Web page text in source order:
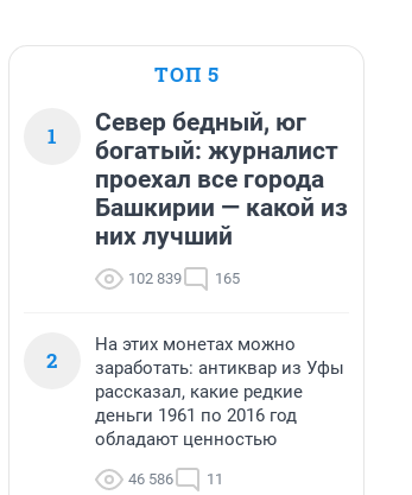
ТОП 5
1
Север бедный, юг
богатый: журналист
проехал все города
Башкирии — какой из
них лучший
102 839 165
2
На этих монетах можно
заработать: антиквар из Уфы
рассказал, какие редкие
деньги 1961 по 2016 год
обладают ценностью
46 586 11